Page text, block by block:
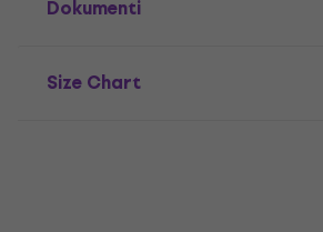
Dokumenti
Size Chart